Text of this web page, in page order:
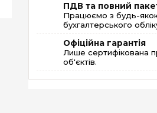
ПДВ та повний
Працюємо з будь-
бухгалтерського
Офіційна гарантія
Лише сертифікована
об'єктів.